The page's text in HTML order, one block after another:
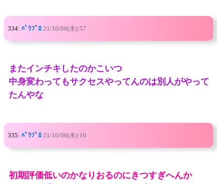
334: ﾊﾟﾜﾌﾟﾛ 21/10/06(水):57
またインチキしたのかこいつ
中身変わってもサクセスやってんのは別人がやって
たんやな
335: ﾊﾟﾜﾌﾟﾛ 21/10/06(水):10
初期評価低いのかなりおるのにきつすぎへんか